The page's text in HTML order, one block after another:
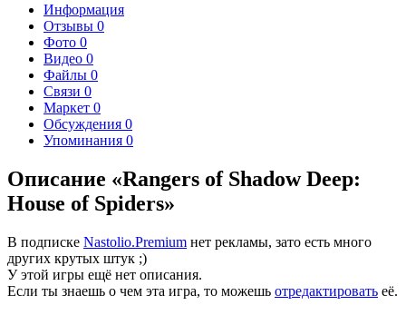
Информация
Отзывы 0
Фото 0
Видео 0
Файлы 0
Связи 0
Маркет 0
Обсуждения 0
Упоминания 0
Описание «Rangers of Shadow Deep:
House of Spiders»
В подписке Nastolio.Premium нет рекламы, зато есть много
других крутых штук ;)
У этой игры ещё нет описания.
Если ты знаешь о чем эта игра, то можешь отредактировать её.